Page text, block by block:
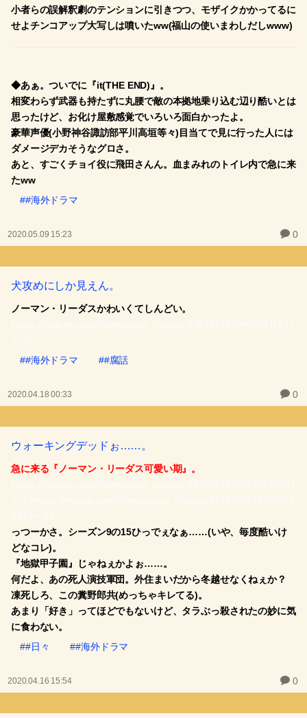
小者らの誤解釈劇のテンションに引きつつ、モザイクかかってるに
せよチンコアップ大写しは噴いたww(福山の使いまわしだしwww)
◆あぁ。ついでに『it(THE END)』。
相変わらず武器も持たずに丸腰で敵の本拠地乗り込む辺り酷いとは
思ったけど、お化け屋敷感覚でいろいろ面白かったよ。
豪華声優(小野神谷諏訪部平川高垣等々)目当てで見に行った人には
ダメージデカそうなグロさ。
あと、すごくチョイ役に飛田さんん。血まみれのトイレ内で急に来
たww
##海外ドラマ
2020.05.09 15:23 0
犬攻めにしか見えん。
ノーマン・リーダスかわいくてしんどい。
##海外ドラマ
##腐話
2020.04.18 00:33 0
ウォーキングデッドぉ……。
急に来る『ノーマン・リーダス可愛い期』。
っつーかさ。シーズン9の15ひっでぇなぁ……(いや、毎度酷いけ
どなコレ)。
『地獄甲子園』じゃねぇかよぉ……。
何だよ、あの死人演技軍団。外住まいだから冬越せなくねぇか？
凍死しろ、この糞野郎共(めっちゃキレてる)。
あまり「好き」ってほどでもないけど、タラぶっ殺されたの妙に気
に食わない。
##日々
##海外ドラマ
2020.04.16 15:54 0